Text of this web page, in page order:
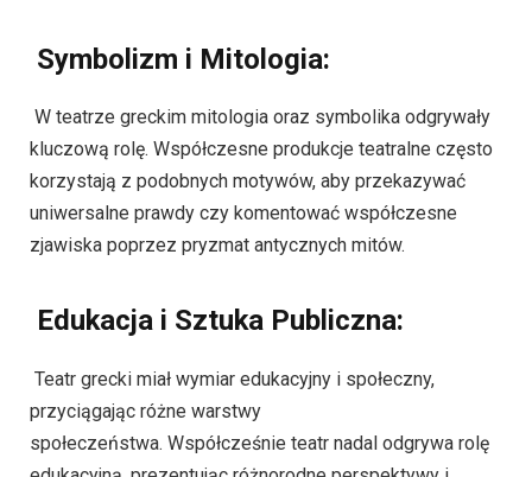
Symbolizm i Mitologia:
W teatrze greckim mitologia oraz symbolika odgrywały
kluczową rolę. Współczesne produkcje teatralne często
korzystają z podobnych motywów, aby przekazywać
uniwersalne prawdy czy komentować współczesne
zjawiska poprzez pryzmat antycznych mitów.
Edukacja i Sztuka Publiczna:
Teatr grecki miał wymiar edukacyjny i społeczny,
przyciągając różne warstwy
społeczeństwa. Współcześnie teatr nadal odgrywa rolę